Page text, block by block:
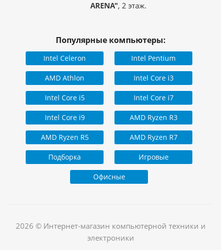
ARENA", 2 этаж.
Популярные компьютеры:
Intel Celeron Intel Pentium
AMD Athlon Intel Core i3
Intel Core i5 Intel Core i7
Intel Core i9 AMD Ryzen R3
AMD Ryzen R5 AMD Ryzen R7
Подборка Игровые
Офисные
2026 © Интернет-магазин компьютерной техники и
электроники